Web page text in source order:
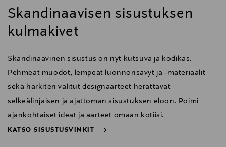
Skandinaavisen sisustuksen
kulmakivet
Skandinaavinen sisustus on nyt kutsuva ja kodikas.
Pehmeät muodot, lempeät luonnonsävyt ja -materiaalit
sekä harkiten valitut designaarteet herättävät
selkeälinjaisen ja ajattoman sisustuksen eloon. Poimi
ajankohtaiset ideat ja aarteet omaan kotiisi.
KATSO SISUSTUSVINKIT